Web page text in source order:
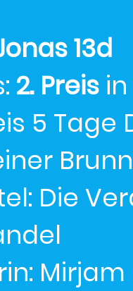
13d
2. Preis
5
Die